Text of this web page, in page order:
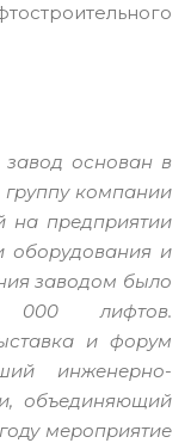
основан в
группу компании
предприятии
оборудования и
заводом было
000 лифтов.
и форум
инженерно-
объединяющий
мероприятие